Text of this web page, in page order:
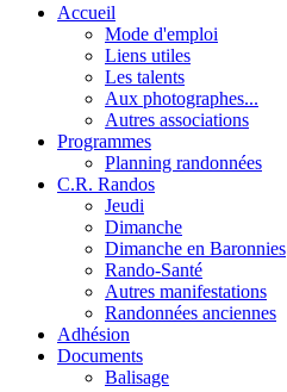
Accueil
Mode d'emploi
Liens utiles
Les talents
Aux photographes...
Autres associations
Programmes
Planning randonnées
C.R. Randos
Jeudi
Dimanche
Dimanche en Baronnies
Rando-Santé
Autres manifestations
Randonnées anciennes
Adhésion
Documents
Balisage